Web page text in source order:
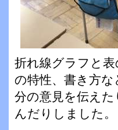
折れ線グラフと
の特性、書き方
分の意見を伝え
んだりしました。